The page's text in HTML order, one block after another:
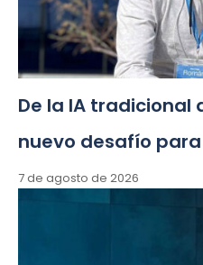
De la IA tradicional
nuevo desafío para
7 de agosto de 2026